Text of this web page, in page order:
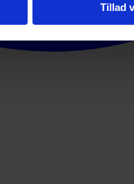
Tillad